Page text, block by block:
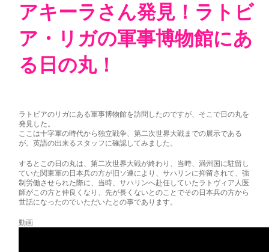
アキーラさん発見！ラトビ
ア・リガの軍事博物館にあ
る日の丸！
ラトビアのリガにある軍事博物館を訪問したのですが、そこで日の丸を
発見した。
ここは十字軍の時代から独立戦争、第二次世界大戦までの展示である
が。英語の出来るスタッフに確認してみました。
するとこの日の丸は、第二次世界大戦が終わり、当時、満州国に駐留し
ていた関東軍の日本兵の方が旧ソ連により、サハリンに抑留されて、強
制労働させられた際に、当時、サハリンへ赴任していたラトヴィア人医
師がこの方と仲良くなり、先が長くないとのことでその日本兵の方から
世話になったのでいただいたとの事であります。
動画